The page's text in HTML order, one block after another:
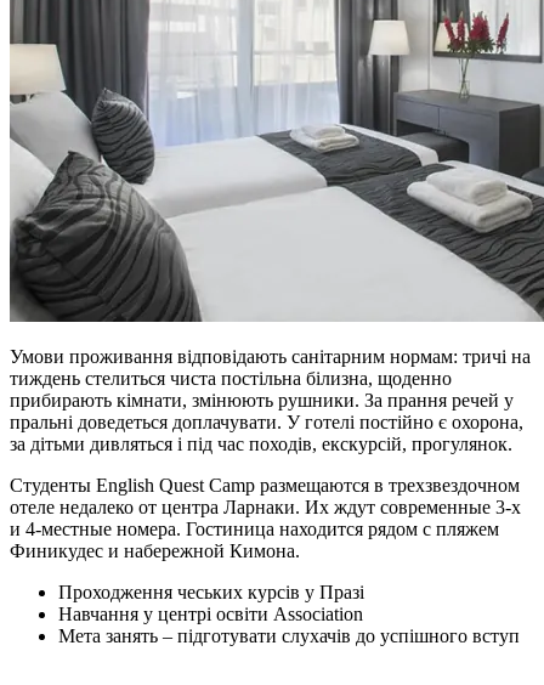
Умови проживання відповідають санітарним нормам: тричі на
тиждень стелиться чиста постільна білизна, щоденно
прибирають кімнати, змінюють рушники. За прання речей у
пральні доведеться доплачувати. У готелі постійно є охорона,
за дітьми дивляться і під час походів, екскурсій, прогулянок.
Студенты English Quest Camp размещаются в трехзвездочном
отеле недалеко от центра Ларнаки. Их ждут современные 3-х
и 4-местные номера. Гостиница находится рядом с пляжем
Финикудес и набережной Кимона.
Проходження чеських курсів у Празі
Навчання у центрі освіти Association
Мета занять – підготувати слухачів до успішного вступ